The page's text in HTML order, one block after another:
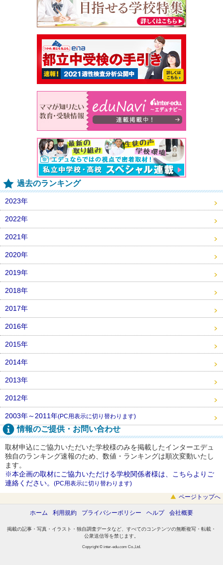
過去のランキング
2023年
2022年
2021年
2020年
2019年
2018年
2017年
2016年
2015年
2014年
2013年
2012年
2003年～2011年(PC用表示に切り替わります)
情報のご提供・お問い合わせ
取材申込にご協力いただいた学校様のみを掲載したインターエデュ
独自のランキング速報のため、数値・ランキングは順次変動いたし
ます。
※本企画の取材にご協力いただける学校関係者様は、こちらよりご
連絡ください。 (PC用表示に切り替わります)
ページトップへ
ホーム 利用規約 プライバシーポリシー ヘルプ 会社概要
掲載の記事・写真・イラスト・独自調査データなど、すべてのコンテンツの無断複写・転載・
公衆送信等を禁じます。
Copyright © inter-edu.com Co.,Ltd.